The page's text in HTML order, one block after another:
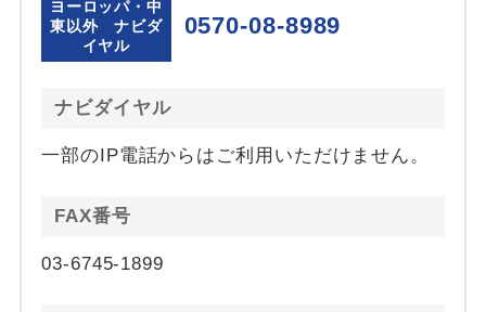
ヨーロッパ・中
東以外 ナビダ
イヤル
0570-08-8989
ナビダイヤル
一部のIP電話からはご利用いただけません。
FAX番号
03-6745-1899